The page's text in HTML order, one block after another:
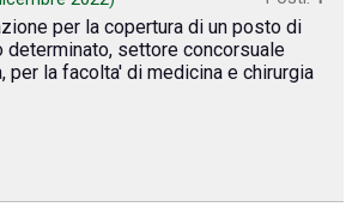
per la copertura di un posto di
determinato, settore concorsuale
per la facolta' di medicina e chirurgia